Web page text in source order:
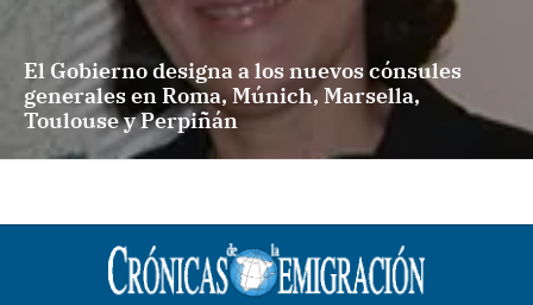
El Gobierno designa a los nuevos cónsules
generales en Roma, Múnich, Marsella,
Toulouse y Perpiñán